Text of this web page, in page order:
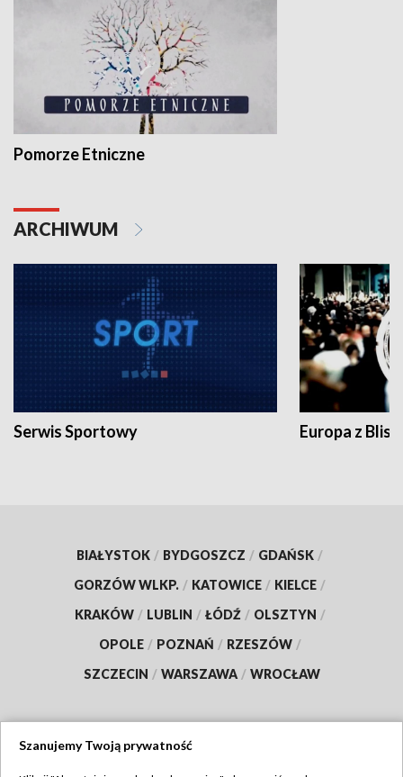
Pomorze Etniczne
ARCHIWUM
Serwis Sportowy Europa z
BIAŁYSTOK / BYDGOSZCZ / GDAŃSK /
GORZÓW WLKP. / KATOWICE / KIELCE /
KRAKÓW / LUBLIN / ŁÓDŹ / OLSZTYN /
OPOLE / POZNAŃ / RZESZÓW /
SZCZECIN / WARSZAWA / WROCŁAW
Szanujemy Twoją prywatność